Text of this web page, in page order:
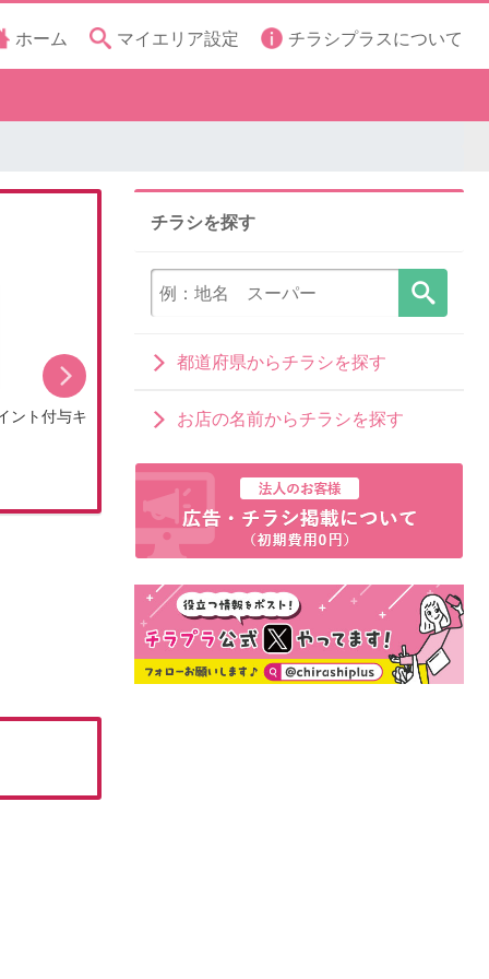
ホーム マイエリア設定 チラシプラスについて
ント付与キ
8月のDCMブランドイチオシ商品
チラシを探す
都道府県からチラシを探す
お店の名前からチラシを探す